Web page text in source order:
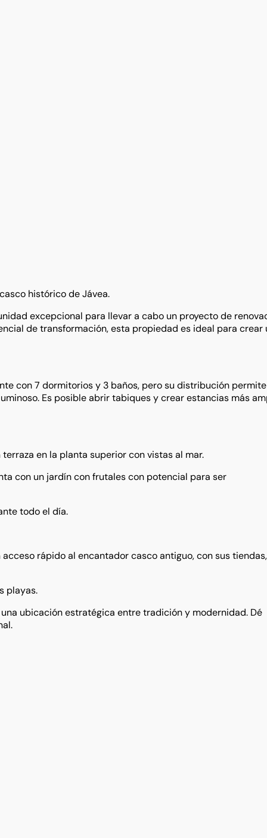
histórico de Jávea.
excepcional para llevar a cabo un proyecto de
de transformación, esta propiedad es ideal para crear
con 7 dormitorios y 3 baños, pero su distribución permite
Es posible abrir tabiques y crear estancias más
en la planta superior con vistas al mar.
con un jardín con frutales con potencial para ser
todo el día.
rápido al encantador casco antiguo, con sus tiendas,
playas.
ubicación estratégica entre tradición y modernidad. Dé